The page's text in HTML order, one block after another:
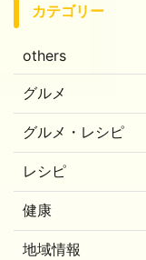
カテゴリー
others
グルメ
グルメ・レシピ
レシピ
健康
地域情報